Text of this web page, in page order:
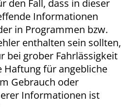
den Fall, dass in dieser
Informationen
in Programmen bzw.
enthalten sein sollten,
bei grober Fahrlässigkeit
Haftung für angebliche
Gebrauch oder
Informationen ist